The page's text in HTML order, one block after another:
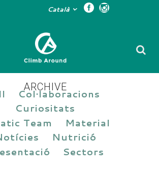
Català
ARCHIVE
Col·laboracions
Curiositats
Team
Material
Nutrició
Sectors